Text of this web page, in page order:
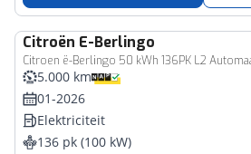
Citroën E-Berlingo
Bedrijfswagen
5.000 km
01-2026
Elektriciteit
136 pk (100 kW)